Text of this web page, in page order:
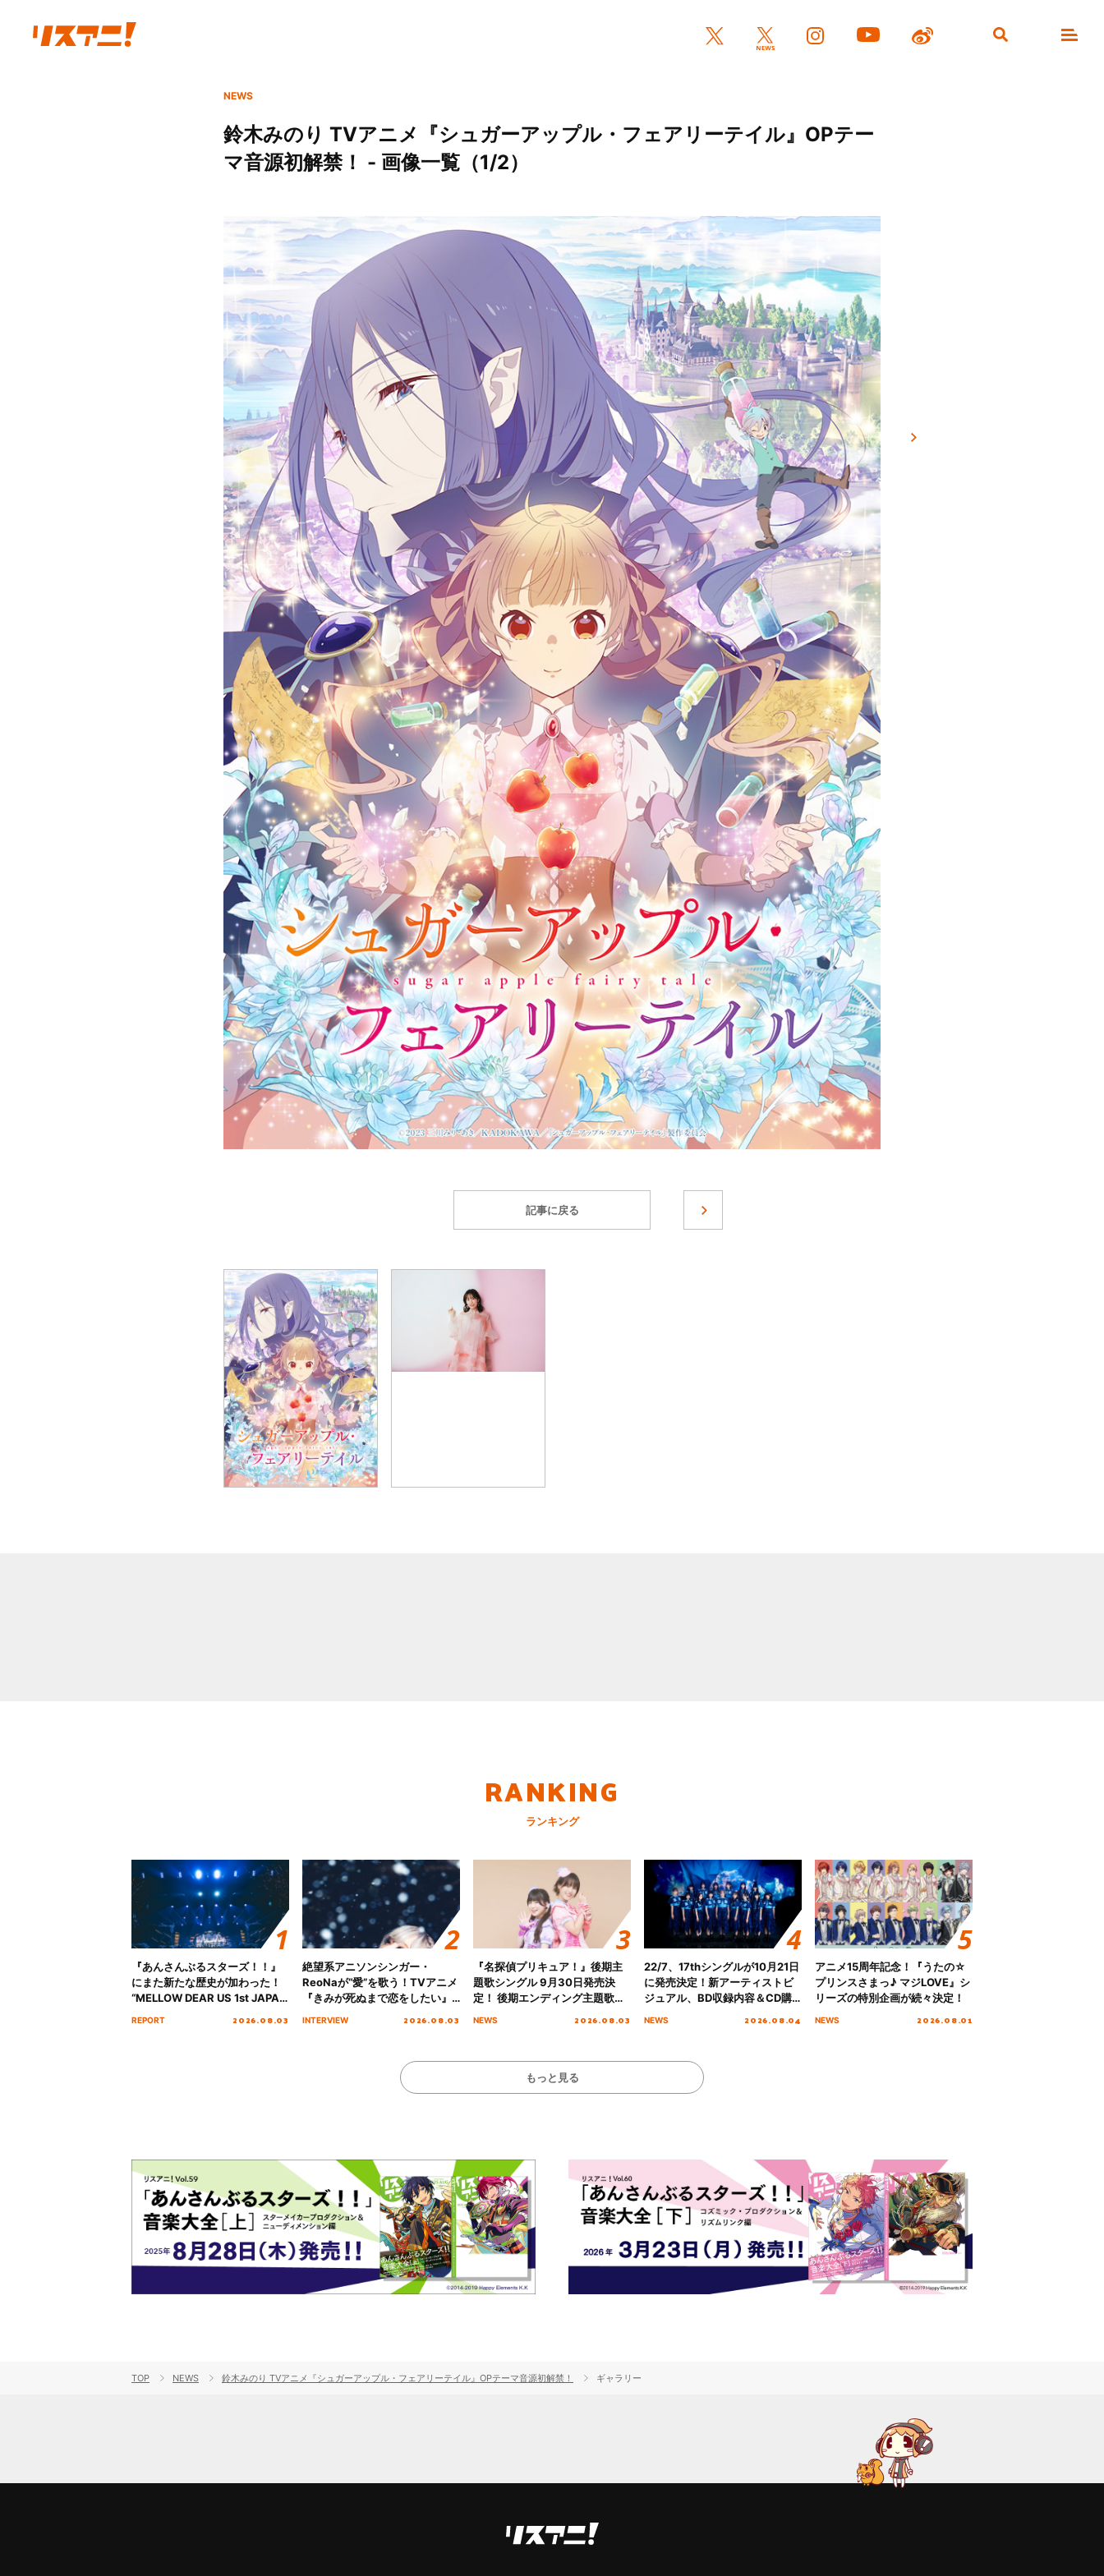
NEWS
鈴木みのり TVアニメ『シュガーアップル・フェアリーテイル』OPテー
マ音源初解禁！ - 画像一覧（1/2）
記事に戻る
RANKING
ランキング
『あんさんぶるスターズ！！』
にまた新たな歴史が加わった！
“MELLOW DEAR US 1st JAPAN
Tour Final「NICE to meet YOU
REPORT 2026.08.03
絶望系アニソンシンガー・
ReoNaが“愛”を歌う！TVアニメ
『きみが死ぬまで恋をしたい』
オープニング主題歌「Amore」
INTERVIEW 2026.08.03
『名探偵プリキュア！』後期主
題歌シングル 9月30日発売決
定！ 後期エンディング主題歌
「いつかわかる☆きっとあえ
NEWS 2026.08.03
22/7、17thシングルが10月21日
に発売決定！新アーティストビ
ジュアル、BD収録内容＆CD購
入者特典も解禁！
NEWS 2026.08.04
アニメ15周年記念！『うたの☆
プリンスさまっ♪ マジLOVE』シ
リーズの特別企画が続々決定！
NEWS 2026.08.01
もっと見る
TOP NEWS 鈴木みのり TVアニメ『シュガーアップル・フェアリーテイル』OPテーマ音源初解禁！ ギャラリー